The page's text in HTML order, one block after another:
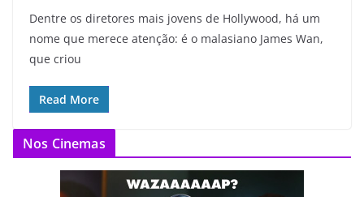
Dentre os diretores mais jovens de Hollywood, há um
nome que merece atenção: é o malasiano James Wan,
que criou
Read More
Nos Cinemas